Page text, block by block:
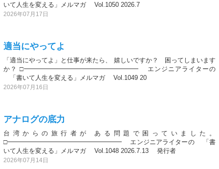
いて人生を変える」メルマガ Vol.1050 2026.7
2026年07月17日
適当にやってよ
「適当にやってよ」と仕事が来たら、 嬉しいですか？ 困ってしまいます
か？ □━━━━━━━━━━━━━━━━━━ エンジニアライターの
「書いて人生を変える」メルマガ Vol.1049 20
2026年07月16日
アナログの底力
台湾からの旅行者が ある問題で困っていました。
□━━━━━━━━━━━━━━━━━━ エンジニアライターの 「書
いて人生を変える」メルマガ Vol.1048 2026.7.13 発行者
2026年07月14日